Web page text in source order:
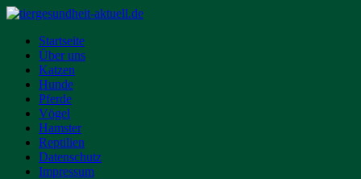
Startseite
Über uns
Katzen
Hunde
Pferde
Vögel
Hamster
Reptilien
Datenschutz
Impressum